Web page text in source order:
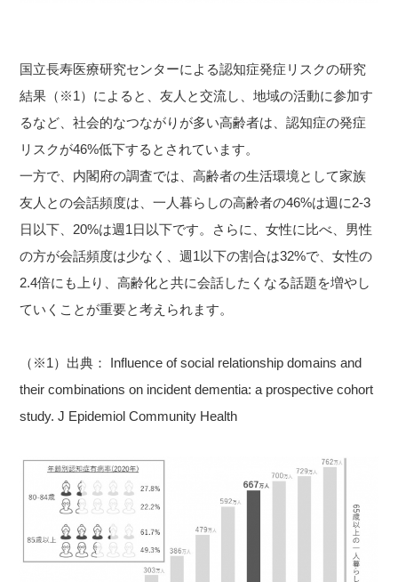
国立長寿医療研究センターによる認知症発症リスクの研究
結果（※1）によると、友人と交流し、地域の活動に参加す
るなど、社会的なつながりが多い高齢者は、認知症の発症
リスクが46%低下するとされています。
一方で、内閣府の調査では、高齢者の生活環境として家族
友人との会話頻度は、一人暮らしの高齢者の46%は週に2-3
日以下、20%は週1日以下です。さらに、女性に比べ、男性
の方が会話頻度は少なく、週1以下の割合は32%で、女性の
2.4倍にも上り、高齢化と共に会話したくなる話題を増やし
ていくことが重要と考えられます。
（※1）出典： Influence of social relationship domains and
their combinations on incident dementia: a prospective cohort
study. J Epidemiol Community Health